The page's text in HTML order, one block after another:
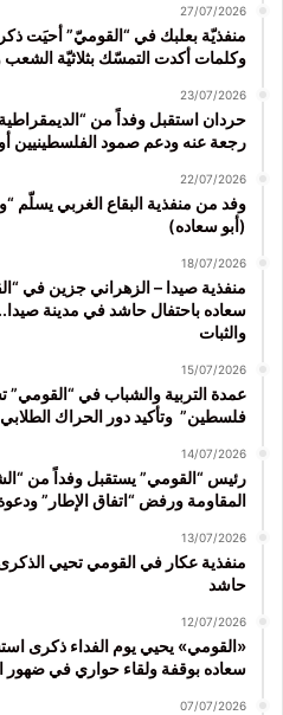
27/07/2026
منفذيّة بعلبك في “القوميّ” أحيَت
وكلمات أكدت التمسّك بثلاثيّة
23/07/2026
حردان استقبل وفداً من
رجعة عنه ودعم صمود الفلسطينيين
22/07/2026
وفد من منفذية البقاع الغربي يسلّم
(أبو سعاده)
18/07/2026
منفذية صيدا – الزهراني جزين في
سعاده باحتفال حاشد في مدينة
والثبات
15/07/2026
عمدة التربية والشباب في “القومي”
فلسطين” وتأكيد دور الحراك
14/07/2026
رئيس “القومي” يستقبل وفداً من
المقاومة ورفض “اتفاق الإطار”
13/07/2026
حاشد
12/07/2026
«القومي» يحيي يوم الفداء ذكرى
سعاده بوقفة ولقاء حواري في ضهور
07/07/2026